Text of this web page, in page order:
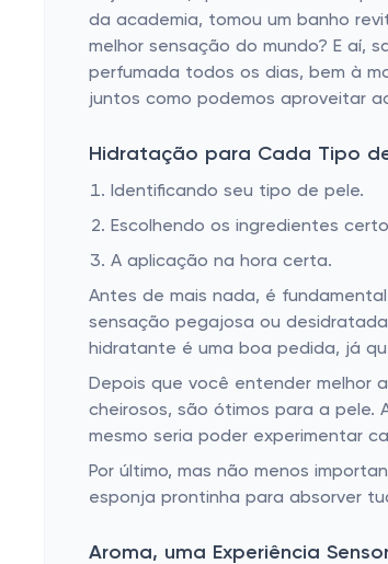
da academia, tomou um banho
melhor sensação do mundo? E aí,
perfumada todos os dias, bem à
juntos como podemos aproveitar
Hidratação para Cada Tipo
Identificando seu tipo de pele.
Escolhendo os ingredientes
A aplicação na hora certa.
Antes de mais nada, é
sensação pegajosa ou
hidratante é uma boa pedida, já
Depois que você entender melhor
cheirosos, são ótimos para a pele.
mesmo seria poder experimentar
Por último, mas não menos
esponja prontinha para absorver
Aroma, uma Experiência